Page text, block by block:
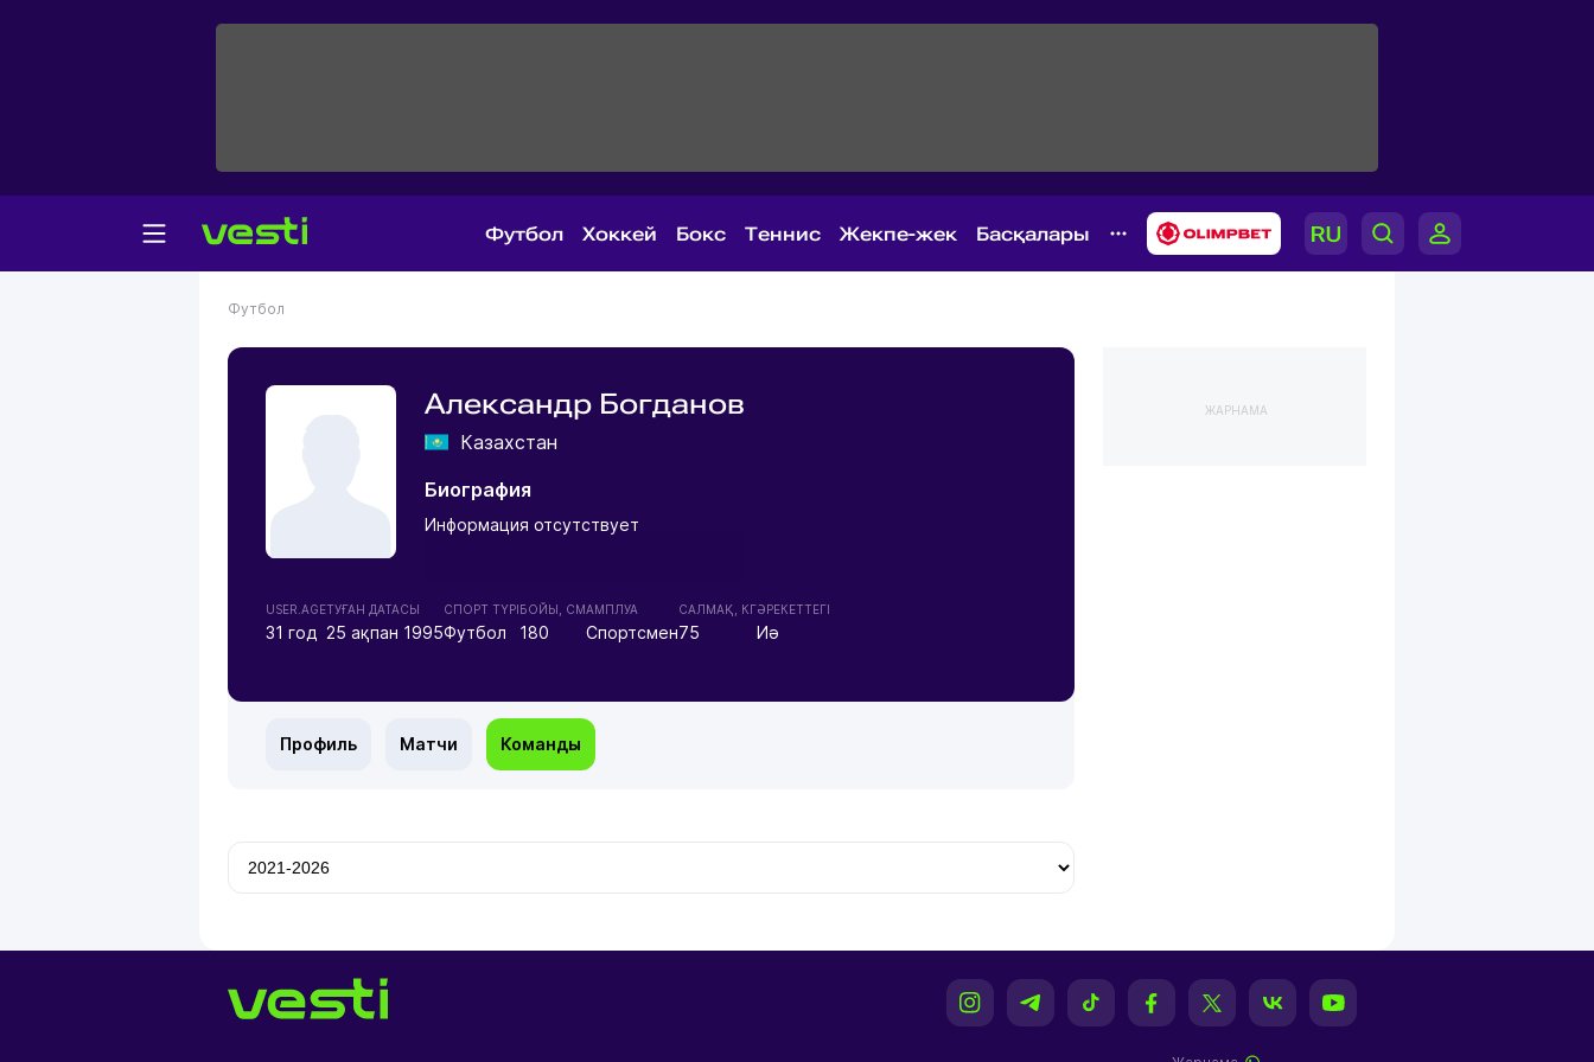
Футбол Хоккей Бокс Теннис Жекпе-жек Басқалары
Футбол
Александр Богданов
Казахстан
Биография
Информация отсутствует
USER.AGE
31 год
ТУҒАН ДАТАСЫ
25 ақпан 1995
СПОРТ ТҮРІ
Футбол
БОЙЫ, СМ
180
АМПЛУА
Спортсмен
CАЛМАҚ, КГ
75
ӘРЕКЕТТЕГІ
Иә
Профиль Матчи Команды
ЖАРНАМА